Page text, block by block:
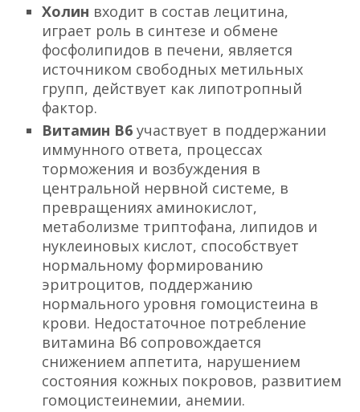
Холин входит в состав лецитина,
играет роль в синтезе и обмене
фосфолипидов в печени, является
источником свободных метильных
групп, действует как липотропный
фактор.
Витамин В6участвует в поддержании
иммунного ответа, процессах
торможения и возбуждения в
центральной нервной системе, в
превращениях аминокислот,
метаболизме триптофана, липидов и
нуклеиновых кислот, способствует
нормальному формированию
эритроцитов, поддержанию
нормального уровня гомоцистеина в
крови. Недостаточное потребление
витамина В6 сопровождается
снижением аппетита, нарушением
состояния кожных покровов, развитием
гомоцистеинемии, анемии.